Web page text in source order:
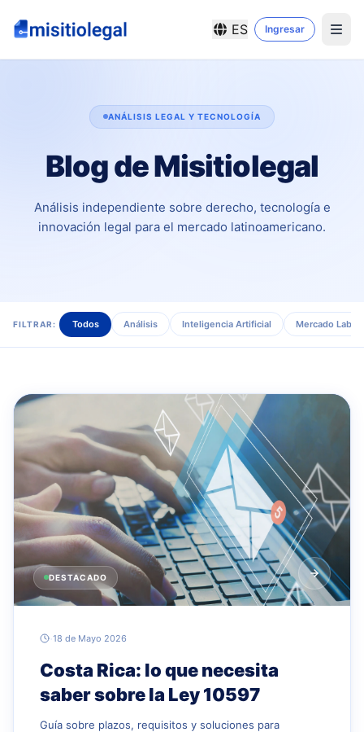
ES Ingresar
ANÁLISIS LEGAL Y TECNOLOGÍA
Blog de Misitiolegal
Análisis independiente sobre derecho, tecnología e
innovación legal para el mercado latinoamericano.
FILTRAR: Todos Análisis Inteligencia Artificial Mercado
DESTACADO
·18 de Mayo 2026
Costa Rica: lo que necesita
saber sobre la Ley 10597
Guía sobre plazos, requisitos y soluciones para